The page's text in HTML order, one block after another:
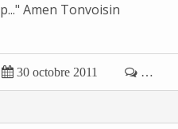
Amen Tonvoisin
 30 octobre 2011  …